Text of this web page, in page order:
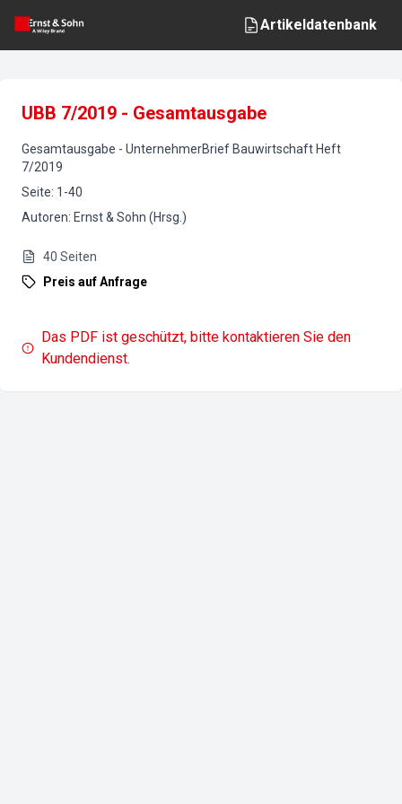
Artikeldatenbank
UBB 7/2019 - Gesamtausgabe
Gesamtausgabe - UnternehmerBrief Bauwirtschaft Heft
7/2019
Seite: 1-40
Autoren: Ernst & Sohn (Hrsg.)
40 Seiten
Preis auf Anfrage
Das PDF ist geschützt, bitte kontaktieren Sie den
Kundendienst.